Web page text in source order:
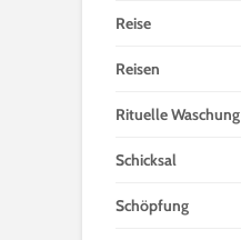
Reise
Reisen
Rituelle Waschung
Schicksal
Schöpfung